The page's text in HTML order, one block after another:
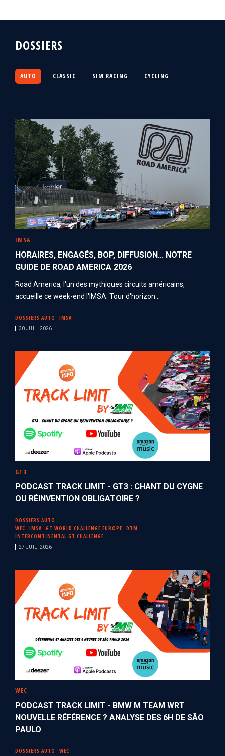
DOSSIERS
AUTO CLASSIC SIM RACING CYCLING
IMSA
HORAIRES, ENGAGÉS, BOP, DIFFUSION... NOTRE
GUIDE DE ROAD AMERICA 2026
Road America, l'un des mythiques circuits américains,
accueille ce week-end l'IMSA. Tour d'horizon...
DOSSIERS AUTO IMSA
30 JUIL. 2026
GT3
PODCAST TRACK LIMIT - GT3 : CHANT DU CYGNE
OU RÉINVENTION OBLIGATOIRE ?
DOSSIERS AUTO
WEC
IMSA GT WORLD CHALLENGE EUROPE
DTM
INTERCONTINENTAL GT CHALLENGE
27 JUIL. 2026
WEC
PODCAST TRACK LIMIT - BMW M TEAM WRT
NOUVELLE RÉFÉRENCE ? ANALYSE DES 6H DE SÃO
PAULO
DOSSIERS AUTO WEC